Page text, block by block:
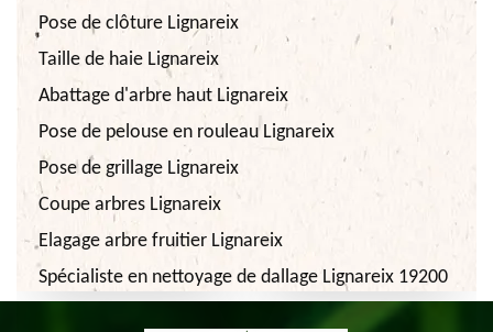
Pose de clôture Lignareix
Taille de haie Lignareix
Abattage d'arbre haut Lignareix
Pose de pelouse en rouleau Lignareix
Pose de grillage Lignareix
Coupe arbres Lignareix
Elagage arbre fruitier Lignareix
Spécialiste en nettoyage de dallage Lignareix 19200